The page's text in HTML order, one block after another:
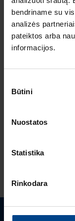
bendriname su
analizės
pateiktos arba
informacijos.
pasirinkimas
Būtini
Nuostatos
Statistika
Rinkodara
ARCHzona
parodoje
ELEKTROS
INSTALIACIJOS
tvarumas